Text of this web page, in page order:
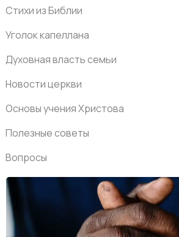
Стихи из Библии
Уголок капеллана
Духовная власть семьи
Новости церкви
Основы учения Христова
Полезные советы
Вопросы